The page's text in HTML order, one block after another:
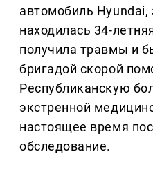
автомобиль Hyundai,
находилась 34-
получила травмы и
бригадой скорой
Республиканскую
экстренной
настоящее время
обследование.